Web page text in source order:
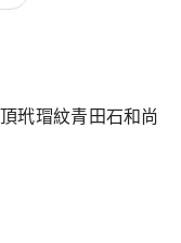
玳瑁紋青田石和尚